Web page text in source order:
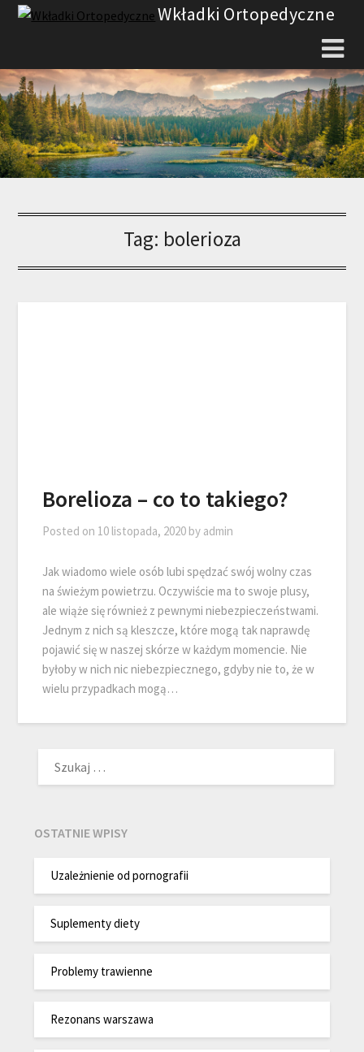
Skip
Wkładki Ortopedyczne
Tag: bolerioza
Borelioza – co to takiego?
Posted on 10 listopada, 2020 by admin
Jak wiadomo wiele osób lubi spędzać swój wolny czas
na świeżym powietrzu. Oczywiście ma to swoje plusy,
ale wiąże się również z pewnymi niebezpieczeństwami.
Jednym z nich są kleszcze, które mogą tak naprawdę
pojawić się w naszej skórze w każdym momencie. Nie
byłoby w nich nic niebezpiecznego, gdyby nie to, że w
wielu przypadkach mogą…
OSTATNIE WPISY
Uzależnienie od pornografii
Suplementy diety
Problemy trawienne
Rezonans warszawa